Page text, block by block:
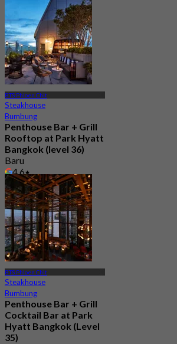
BTS Phloen Chit
Steakhouse
Bumbung
Penthouse Bar + Grill
Rooftop at Park Hyatt
Bangkok (level 36)
Baru
4.6
Dari฿ 1,200
BTS Phloen Chit
Steakhouse
Bumbung
Penthouse Bar + Grill
Cocktail Bar at Park
Hyatt Bangkok (Level
35)